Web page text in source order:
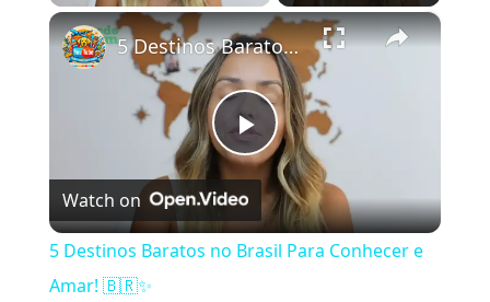
×
Play Video
5 Destinos Baratos no Brasil Para Conhecer e Amar! 🇧🇷✨
Watch on
5 Destinos Baratos no Brasil Para Conhecer e
Amar! 🇧🇷✨